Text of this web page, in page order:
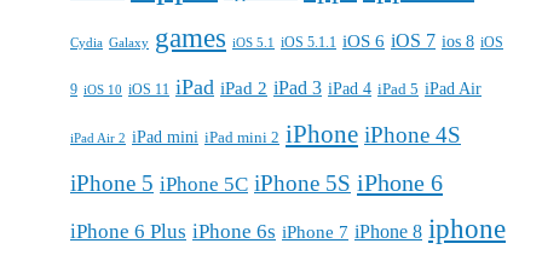
Cydia Galaxy games iOS 5.1 iOS 5.1.1 iOS 6 iOS 7 ios 8 iOS
9 iOS 10 iOS 11 iPad iPad 2 iPad 3 iPad 4 iPad 5 iPad Air
iPad Air 2 iPad mini iPad mini 2 iPhone iPhone 4S
iPhone 5 iPhone 5C iPhone 5S iPhone 6
iPhone 6 Plus iPhone 6s iPhone 7 iPhone 8 iphone